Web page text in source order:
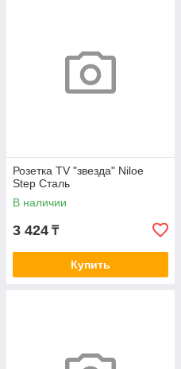
Розетка TV "звезда" Niloe
Step Сталь
В наличии
3 424 ₸
Купить